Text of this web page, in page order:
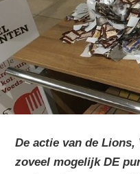
De actie van de Lions,
zoveel mogelijk DE